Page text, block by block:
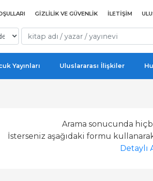
GIZLILIK VE GÜVENLIK İLETIŞIM
Yayınları Uluslararası İlişkiler
Arama sonucunda
İsterseniz aşağıdaki formu
Detaylı